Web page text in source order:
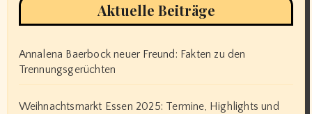
Aktuelle Beiträge
Annalena Baerbock neuer Freund: Fakten zu den
Trennungsgerüchten
Weihnachtsmarkt Essen 2025: Termine, Highlights und